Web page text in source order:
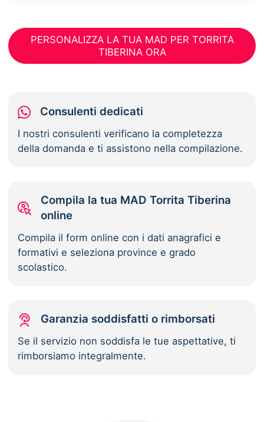
PERSONALIZZA LA TUA MAD PER TORRITA
TIBERINA ORA
Consulenti dedicati
I nostri consulenti verificano la completezza
della domanda e ti assistono nella compilazione.
Compila la tua MAD Torrita Tiberina
online
Compila il form online con i dati anagrafici e
formativi e seleziona province e grado
scolastico.
Garanzia soddisfatti o rimborsati
Se il servizio non soddisfa le tue aspettative, ti
rimborsiamo integralmente.